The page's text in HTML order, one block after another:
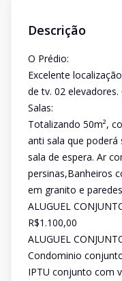
Descrição
O Prédio:
Excelente
de tv. 02
Salas:
Totalizando 50m²,
anti sala que
sala de espera. Ar
persinas,Banheiros
em granito e
ALUGUEL
R$1.100,00
ALUGUEL
Condominio
IPTU conjunto com